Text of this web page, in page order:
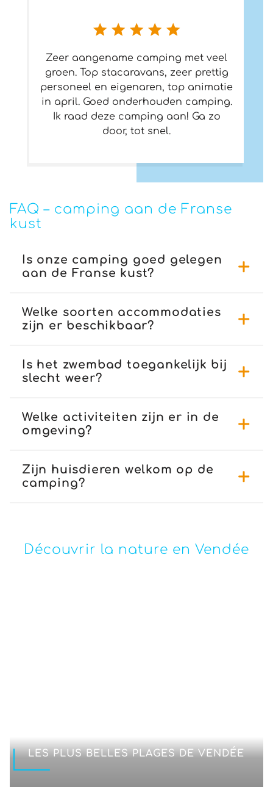
Zeer aangename camping met veel
groen. Top stacaravans, zeer prettig
personeel en eigenaren, top animatie
in april. Goed onderhouden camping.
Ik raad deze camping aan! Ga zo
door, tot snel.
FAQ – camping aan de Franse
kust
Is onze camping goed gelegen
aan de Franse kust?
Welke soorten accommodaties
zijn er beschikbaar?
Is het zwembad toegankelijk bij
slecht weer?
Welke activiteiten zijn er in de
omgeving?
Zijn huisdieren welkom op de
camping?
Découvrir la nature en Vendée
LES PLUS BELLES PLAGES DE VENDÉE